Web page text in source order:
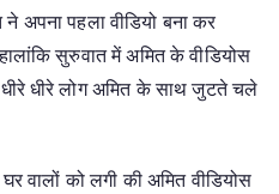
ने अपना पहला वीडियो बना कर
सुरुवात में अमित के वीडियोस
धीरे लोग अमित के साथ जुटते चले
वालों को लगी की अमित वीडियोस